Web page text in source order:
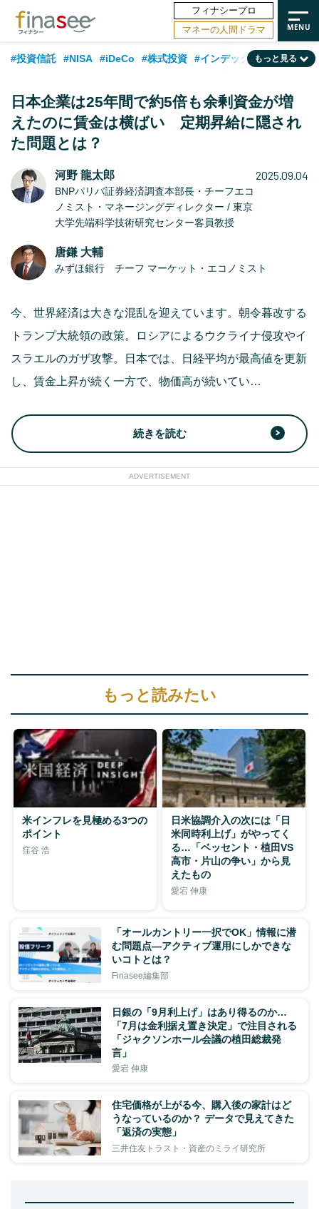
フィナシープロ
マネーの人間ドラマ
#投資信託 #NISA #iDeCo #株式投資 #インデックスファンド
#積立投資 #トレンド #30代 #公的年金 #40代 #50代
#フィナンシャル・ウェルビーイング
#データ・調査 #資産運用業界 #国内株式型 #60代
もっと見る
日本企業は25年間で約5倍も余剰資金が増
えたのに賃金は横ばい 定期昇給に隠され
た問題とは？
河野 龍太郎
BNPパリバ証券経済調査本部長・チーフエコ
ノミスト・マネージングディレクター / 東京
大学先端科学技術研究センター客員教授
2025.09.04
唐鎌 大輔
みずほ銀行 チーフ マーケット・エコノミスト
今、世界経済は大きな混乱を迎えています。朝令暮改する
トランプ大統領の政策。ロシアによるウクライナ侵攻やイ
スラエルのガザ攻撃。日本では、日経平均が最高値を更新
し、賃金上昇が続く一方で、物価高が続いてい…
続きを読む
ADVERTISEMENT
もっと読みたい
米インフレを見極める3つの
ポイント
窪谷 浩
日米協調介入の次には「日
米同時利上げ」がやってく
る…「ベッセント・植田VS
高市・片山の争い」から見
えたもの
愛宕 伸康
「オールカントリー一択でOK」情報に潜
む問題点―アクティブ運用にしかできな
いコトとは？
Finasee編集部
日銀の「9月利上げ」はあり得るのか…
「7月は金利据え置き決定」で注目される
「ジャクソンホール会議の植田総裁発
言」
愛宕 伸康
住宅価格が上がる今、購入後の家計はど
うなっているのか？ データで見えてきた
「返済の実態」
三井住友トラスト・資産のミライ研究所